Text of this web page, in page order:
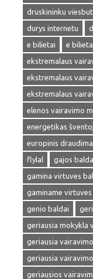
druskininku
durys internetu
e bilietai
e
ekstremalaus
ekstremalaus
ekstremalaus
elenos vairavimo
energetikas
europinis
flylal
gajos
gamina virtuves
gaminame virtuves
genio baldai
geriausia mokykla
geriausia
geriausia
geriausios